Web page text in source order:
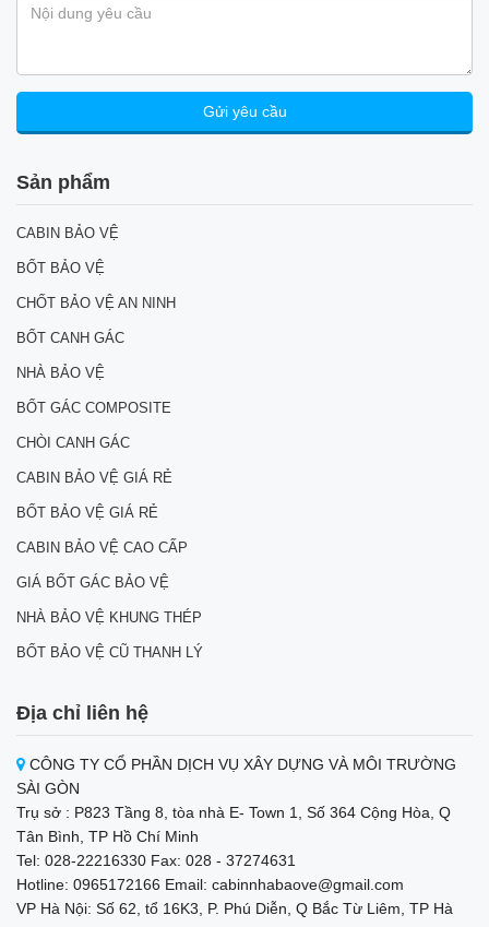
Sản phẩm
CABIN BẢO VỆ
BỐT BẢO VỆ
CHỐT BẢO VỆ AN NINH
BỐT CANH GÁC
NHÀ BẢO VỆ
BỐT GÁC COMPOSITE
CHÒI CANH GÁC
CABIN BẢO VỆ GIÁ RẺ
BỐT BẢO VỆ GIÁ RẺ
CABIN BẢO VỆ CAO CẤP
GIÁ BỐT GÁC BẢO VỆ
NHÀ BẢO VỆ KHUNG THÉP
BỐT BẢO VỆ CŨ THANH LÝ
Địa chỉ liên hệ
CÔNG TY CỔ PHẦN DỊCH VỤ XÂY DỰNG VÀ MÔI TRƯỜNG
SÀI GÒN
Trụ sở : P823 Tầng 8, tòa nhà E- Town 1, Số 364 Cộng Hòa, Q
Tân Bình, TP Hồ Chí Minh
Tel: 028-22216330 Fax: 028 - 37274631
Hotline: 0965172166 Email: cabinnhabaove@gmail.com
VP Hà Nội: Số 62, tổ 16K3, P. Phú Diễn, Q Bắc Từ Liêm, TP Hà